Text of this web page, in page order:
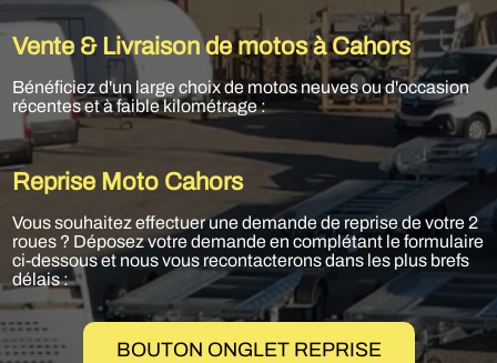
Vente & Livraison de motos à Cahors
Bénéficiez d'un large choix de motos neuves ou d'occasion
récentes et à faible kilométrage :
Reprise Moto Cahors
Vous souhaitez effectuer une demande de reprise de votre 2
roues ? Déposez votre demande en complétant le formulaire
ci-dessous et nous vous recontacterons dans les plus brefs
délais :
BOUTON ONGLET REPRISE